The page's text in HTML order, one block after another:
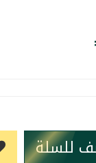
للسلة